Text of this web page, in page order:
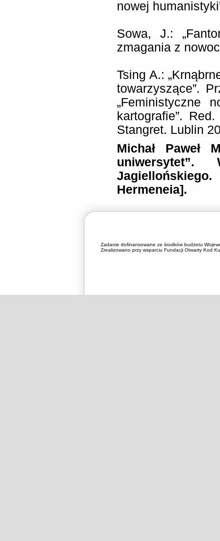
nowej
Sowa, J.:
zmagania z
Tsing A.:
towarzyszące”.
„Feministyczne
kartografie”.
Stangret. Lublin
Michał Paweł
uniwersytet”.
Hermeneia].
Zadanie dofinansowane ze środków budżetu
Zrealizowano przy wsparciu Fundacji Otwarty Kod